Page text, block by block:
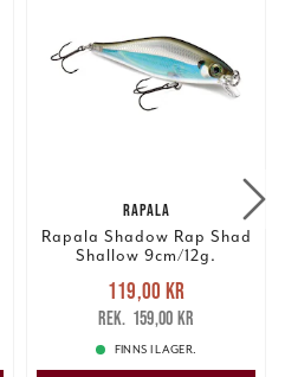
RAPALA
Rapala Shadow Rap Shad
Shallow 9cm/12g.
Nuvarande pris
119,00 krTidigare pris
159,00 kr
119,00 kr
159,00 kr
FINNS I LAGER.